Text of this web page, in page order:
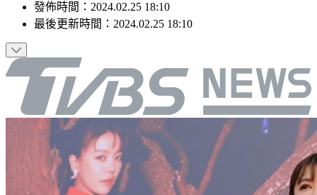
發佈時間： 2024.02.25 18:10
最後更新時間： 2024.02.25 18:10